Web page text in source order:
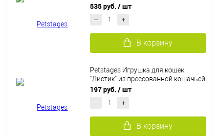
см)
535 руб. / шт
В корзину
Petstages Игрушка для кошек
"Листик" из прессованной кошачьей
мяты
197 руб. / шт
В корзину